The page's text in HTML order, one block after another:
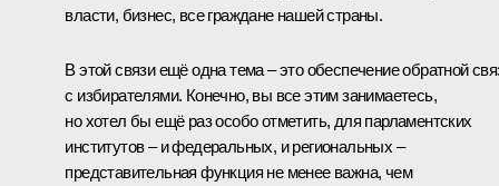
власти, бизнес, все граждане нашей страны.
В этой связи ещё одна тема – это обеспечение обратной
с избирателями. Конечно, вы все этим занимаетесь,
но хотел бы ещё раз особо отметить, для парламентских
институтов – и федеральных, и региональных –
представительная функция не менее важна, чем